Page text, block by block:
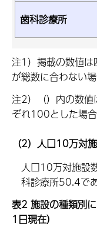
歯科診療所
注1）掲載の数値
が総数に合わない場
注2）（）内の数
ぞれ100とした場
（2）人口10万対
人口10万対施設
科診療所50.4で
表2 施設の種類別
1日現在）